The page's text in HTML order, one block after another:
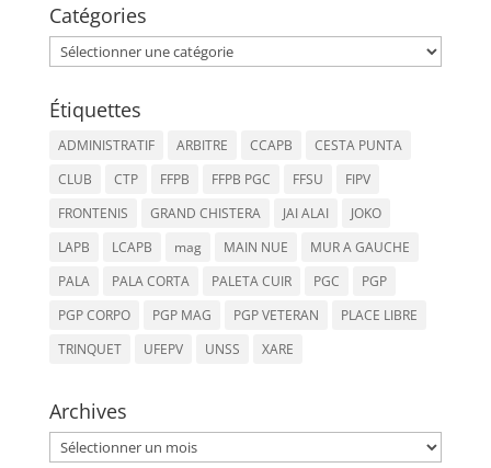
Catégories
Catégories
Étiquettes
ADMINISTRATIF ARBITRE CCAPB
CESTA PUNTA
CLUB
CTP FFPB FFPB PGC FFSU
FIPV
FRONTENIS
GRAND CHISTERA JAI ALAI
JOKO
LAPB
LCAPB mag MAIN NUE
MUR A GAUCHE
PALA
PALA CORTA PALETA CUIR PGC
PGP
PGP CORPO
PGP MAG PGP VETERAN
PLACE LIBRE
TRINQUET
UFEPV UNSS XARE
Archives
Archives